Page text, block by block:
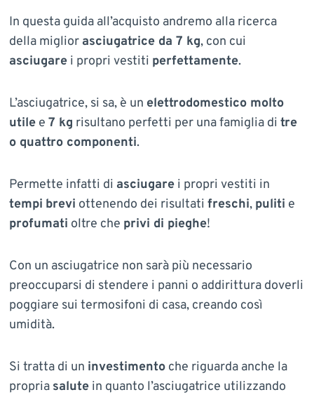
In questa guida all’acquisto andremo alla ricerca
della miglior asciugatrice da 7 kg, con cui
asciugarei propri vestiti perfettamente.
L’asciugatrice, si sa, è un elettrodomestico molto
utilee 7 kg risultano perfetti per una famiglia di tre
o quattro componenti.
Permette infatti di asciugarei propri vestiti in
tempi brevi ottenendo dei risultati freschi, puliti e
profumati oltre che privi di pieghe!
Con un asciugatrice non sarà più necessario
preoccuparsi di stendere i panni o addirittura doverli
poggiare sui termosifoni di casa, creando così
umidità.
Si tratta di un investimentoche riguarda anche la
propria salutein quanto l’asciugatrice utilizzando